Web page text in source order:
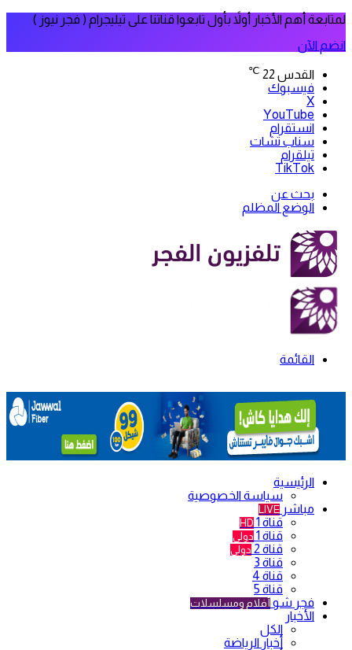
لمتابعة أهم الأخبار أولاً بأول تابعوا قناتنا على تيليجرام ( فجر نيوز )
انضم الآن
القدس 22
℃
فيسبوك
‫X
‫YouTube
انستقرام
سناب تشات
تيلقرام
‫TikTok
بحث عن
الوضع المظلم
القائمة
الرئيسية
سياسة الخصوصية
مباشر LIVE
قناة 1 HD
قناة 1 دولي
قناة 2 دولي
قناة 3
قناة 4
قناة 5
فجر شو أفلام ومسلسلات
الأخبار
الكل
أخبار الرياضة